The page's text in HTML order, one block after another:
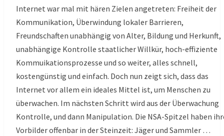
Internet war mal mit hären Zielen angetreten: Freiheit der
Kommunikation, Überwindung lokaler Barrieren,
Freundschaften unabhängig von Alter, Bildung und Herkunft,
unabhängige Kontrolle staatlicher Willkür, hoch-effiziente
Kommuikationsprozesse und so weiter, alles schnell,
kostengünstig und einfach. Doch nun zeigt sich, dass das
Internet vor allem ein ideales Mittel ist, um Menschen zu
überwachen. Im nächsten Schritt wird aus der Überwachung
Kontrolle, und dann Manipulation. Die NSA-Spitzel haben
Vorbilder offenbar in der Steinzeit: Jäger und Sammler …